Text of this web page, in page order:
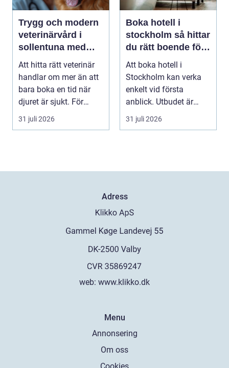
Trygg och modern
veterinärvård i
sollentuna med
omnejd
Att hitta rätt veterinär
handlar om mer än att
bara boka en tid när
djuret är sjukt. För
många djurä...
31 juli 2026
Boka hotell i
stockholm så hittar
du rätt boende för
din vistelse
Att boka hotell i
Stockholm kan verka
enkelt vid första
anblick. Utbudet är
stort, standarden är
31 juli 2026
Adress
web: www.klikko.dk
Menu
Annonsering
Om oss